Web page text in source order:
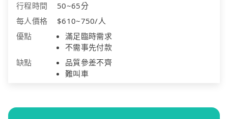
行程時間
50~65分
每人價格
$610~750/人
優點
滿足臨時需求
不需事先付款
缺點
品質參差不齊
難叫車